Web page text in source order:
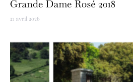
Grande Dame Rosé 2018
21 avril 2026